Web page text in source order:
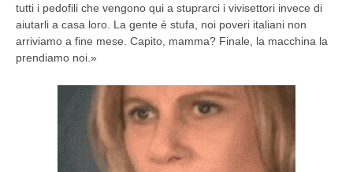
tutti i pedofili che vengono qui a stuprarci i vivisettori invece di
aiutarli a casa loro. La gente è stufa, noi poveri italiani non
arriviamo a fine mese. Capito, mamma? Finale, la macchina la
prendiamo noi.»